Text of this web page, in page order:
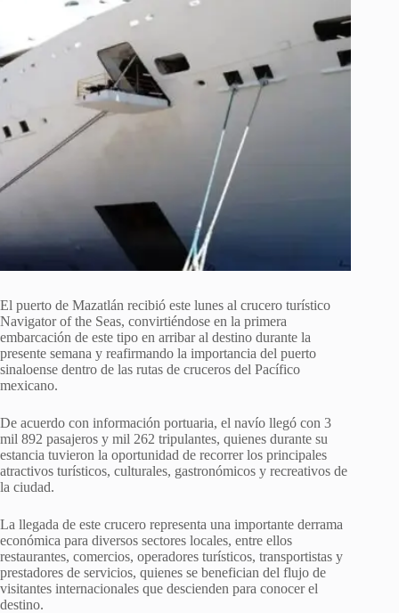
El puerto de Mazatlán recibió este lunes al crucero turístico
Navigator of the Seas, convirtiéndose en la primera
embarcación de este tipo en arribar al destino durante la
presente semana y reafirmando la importancia del puerto
sinaloense dentro de las rutas de cruceros del Pacífico
mexicano.
De acuerdo con información portuaria, el navío llegó con 3
mil 892 pasajeros y mil 262 tripulantes, quienes durante su
estancia tuvieron la oportunidad de recorrer los principales
atractivos turísticos, culturales, gastronómicos y recreativos de
la ciudad.
La llegada de este crucero representa una importante derrama
económica para diversos sectores locales, entre ellos
restaurantes, comercios, operadores turísticos, transportistas y
prestadores de servicios, quienes se benefician del flujo de
visitantes internacionales que descienden para conocer el
destino.